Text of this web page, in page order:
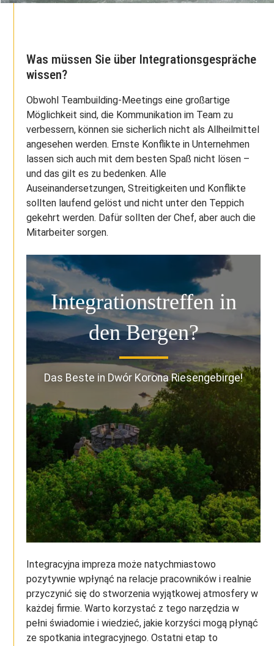
Was müssen Sie über Integrationsgespräche
wissen?
Obwohl Teambuilding-Meetings eine großartige
Möglichkeit sind, die Kommunikation im Team zu
verbessern, können sie sicherlich nicht als Allheilmittel
angesehen werden. Ernste Konflikte in Unternehmen
lassen sich auch mit dem besten Spaß nicht lösen –
und das gilt es zu bedenken. Alle
Auseinandersetzungen, Streitigkeiten und Konflikte
sollten laufend gelöst und nicht unter den Teppich
gekehrt werden. Dafür sollten der Chef, aber auch die
Mitarbeiter sorgen.
Integrationstreffen in
den Bergen?
Das Beste in Dwór Korona Riesengebirge!
Integracyjna impreza może natychmiastowo
pozytywnie wpłynąć na relacje pracowników i realnie
przyczynić się do stworzenia wyjątkowej atmosfery w
każdej firmie. Warto korzystać z tego narzędzia w
pełni świadomie i wiedzieć, jakie korzyści mogą płynąć
ze spotkania integracyjnego. Ostatni etap to